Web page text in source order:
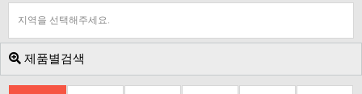
지역을 선택해주세요.
제품별검색